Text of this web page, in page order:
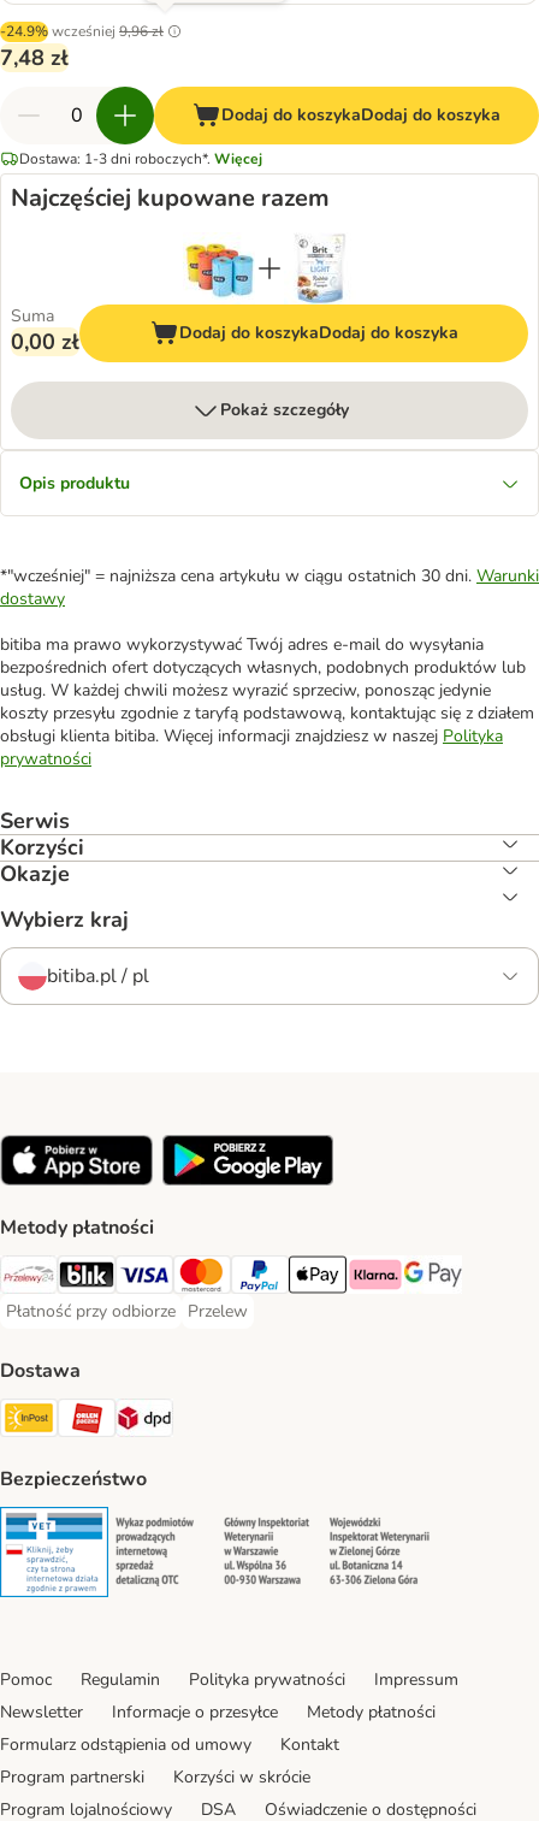
-24.9%wcześniej 9,96 zł
7,48 zł
Dodaj do koszykaDodaj do koszyka
Dostawa: 1-3 dni roboczych*. Więcej
Najczęściej kupowane razem
Suma
0,00 zł Dodaj do koszykaDodaj do koszyka
Pokaż szczegóły
Opis produktu
*"wcześniej" = najniższa cena artykułu w ciągu ostatnich 30 dni. Warunki
dostawy
bitiba ma prawo wykorzystywać Twój adres e-mail do wysyłania
bezpośrednich ofert dotyczących własnych, podobnych produktów lub
usług. W każdej chwili możesz wyrazić sprzeciw, ponosząc jedynie
koszty przesyłu zgodnie z taryfą podstawową, kontaktując się z działem
obsługi klienta bitiba. Więcej informacji znajdziesz w naszej Polityka
prywatności
Serwis
Korzyści
Okazje
Wybierz kraj
bitiba.pl / pl
Metody płatności
Przelewy24 Payment Method
Blik Payment Method
VISA Payment Method
MasterCard Payment Method
PayPal Payment Method
Apple Pay Payment Method
Klarna Payment Method
Google Pay
Płatność przy odbiorze
Płatność przy odbiorze Payment Method
Przelew
Przelew Payment Method
Dostawa
InPost Shipping Method
ORLEN Paczka. Shipping Method
DPD Shipping Method
Bezpieczeństwo
Security Security Security
Pomoc Regulamin Polityka prywatności
Impressum
Newsletter
Informacje o przesyłce
Metody płatności
Formularz odstąpienia od umowy
Kontakt
Program partnerski
Korzyści w skrócie
Program lojalnościowy
DSA Oświadczenie o dostępności